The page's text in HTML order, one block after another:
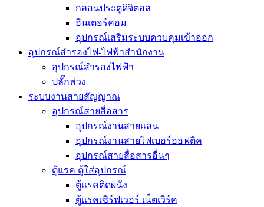
กลอนประตูดิจิตอล
อินเตอร์คอม
อุปกรณ์เสริมระบบควบคุมเข้าออก
อุปกรณ์สำรองไฟ-ไฟฟ้าสำนักงาน
อุปกรณ์สำรองไฟฟ้า
ปลั๊กพ่วง
ระบบงานสายสัญญาณ
อุปกรณ์สายสื่อสาร
อุปกรณ์งานสายแลน
อุปกรณ์งานสายไฟเบอร์ออฟติค
อุปกรณ์สายสื่อสารอื่นๆ
ตู้แรค ตู้ใส่อุปกรณ์
ตู้แรคติดผนัง
ตู้แรคเซิร์ฟเวอร์ เน็ตเวิร์ค